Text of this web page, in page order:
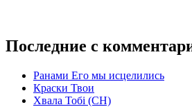
Последние с
Ранами Его мы исцелились
Краски Твои
Хвала Тобі (СН)